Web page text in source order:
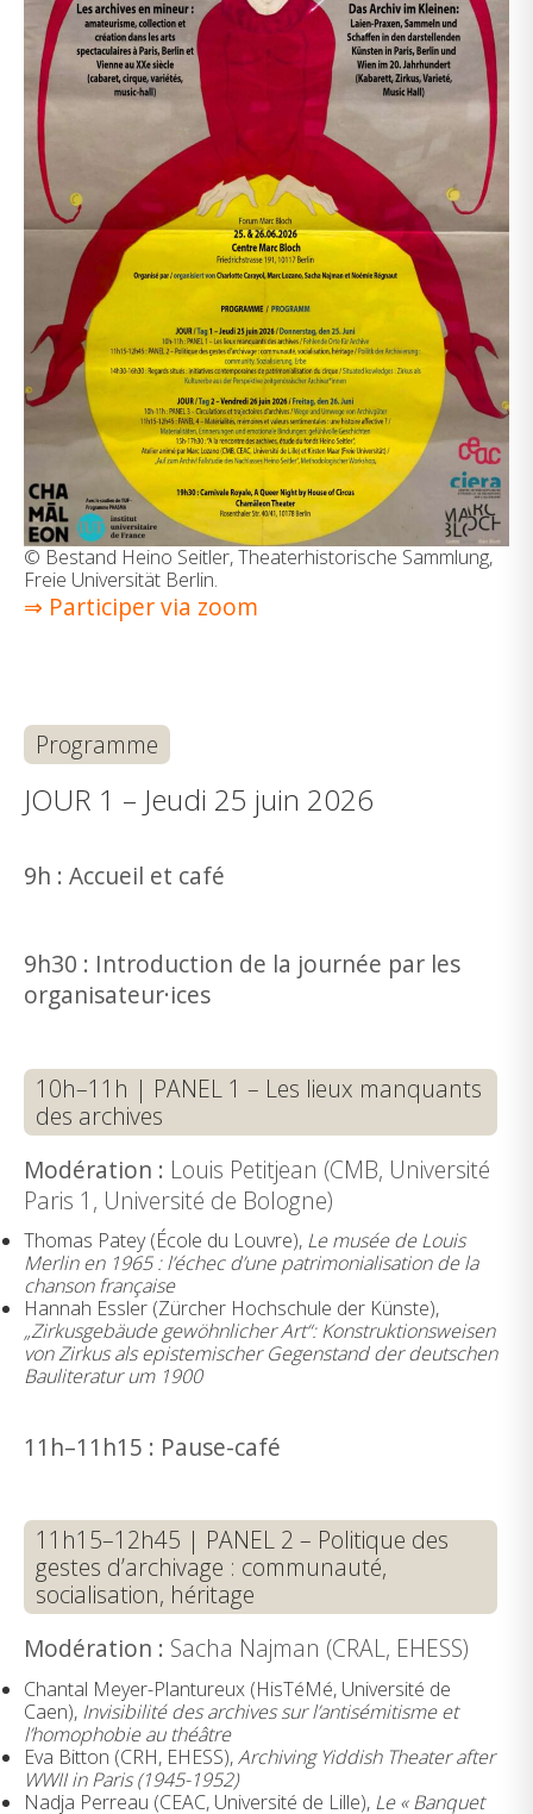
© Bestand Heino Seitler, Theaterhistorische Sammlung,
Freie Universität Berlin.
⇒ Participer via zoom
Programme
JOUR 1 – Jeudi 25 juin 2026
9h : Accueil et café
9h30 : Introduction de la journée par les
organisateur·ices
10h–11h | PANEL 1 – Les lieux manquants
des archives
Modération : Louis Petitjean (CMB, Université
Paris 1, Université de Bologne)
Thomas Patey (École du Louvre), Le musée de Louis
Merlin en 1965 : l’échec d’une patrimonialisation de la
chanson française
Hannah Essler (Zürcher Hochschule der Künste),
„Zirkusgebäude gewöhnlicher Art“: Konstruktionsweisen
von Zirkus als epistemischer Gegenstand der deutschen
Bauliteratur um 1900
11h–11h15 : Pause-café
11h15–12h45 | PANEL 2 – Politique des
gestes d’archivage : communauté,
socialisation, héritage
Modération : Sacha Najman (CRAL, EHESS)
Chantal Meyer-Plantureux (HisTéMé, Université de
Caen), Invisibilité des archives sur l’antisémitisme et
l’homophobie au théâtre
Eva Bitton (CRH, EHESS),Archiving Yiddish Theater after
WWII in Paris (1945-1952)
Nadja Perreau (CEAC, Université de Lille), Le « Banquet